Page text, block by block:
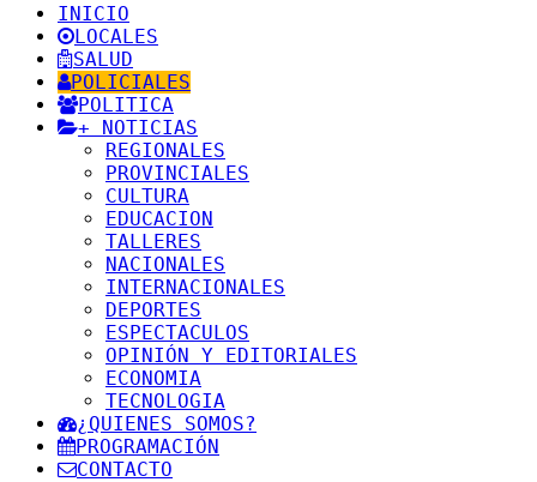
INICIO
LOCALES
SALUD
POLICIALES
POLITICA
+ NOTICIAS
REGIONALES
PROVINCIALES
CULTURA
EDUCACION
TALLERES
NACIONALES
INTERNACIONALES
DEPORTES
ESPECTACULOS
OPINIÓN Y EDITORIALES
ECONOMIA
TECNOLOGIA
¿QUIENES SOMOS?
PROGRAMACIÓN
CONTACTO